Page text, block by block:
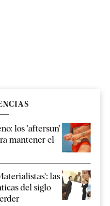
los 'aftersun'
mantener el
las
del siglo